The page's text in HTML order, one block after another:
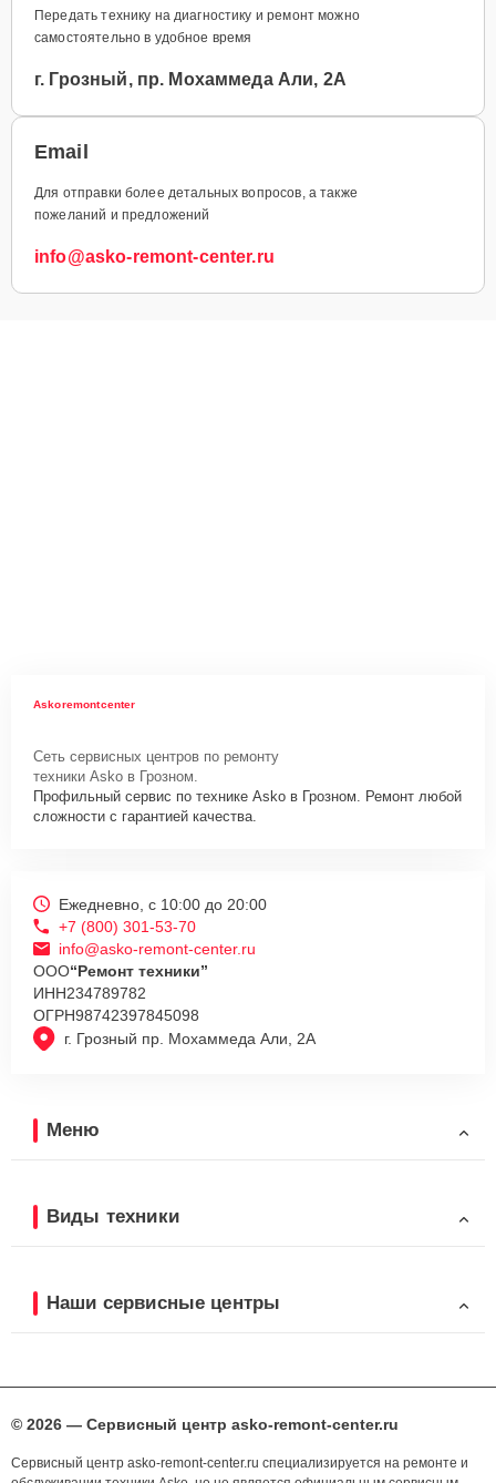
Передать технику на диагностику и ремонт можно
самостоятельно в удобное время
г. Грозный, пр. Мохаммеда Али, 2А
Email
Для отправки более детальных вопросов, а также
пожеланий и предложений
info@asko-remont-center.ru
Askoremontcenter
Сеть сервисных центров по ремонту
техники Asko в Грозном.
Профильный сервис по технике Asko в Грозном. Ремонт любой
сложности с гарантией качества.
г. Грозный пр. Мохаммеда Али, 2А
Ежедневно, с 10:00 до 20:00
+7 (800) 301-53-70
info@asko-remont-center.ru
ООО“Ремонт техники”
ИНН234789782
ОГРН98742397845098
Меню
Виды техники
Наши сервисные центры
© 2026 — Сервисный центр asko-remont-center.ru
Сервисный центр asko-remont-center.ru специализируется на ремонте и